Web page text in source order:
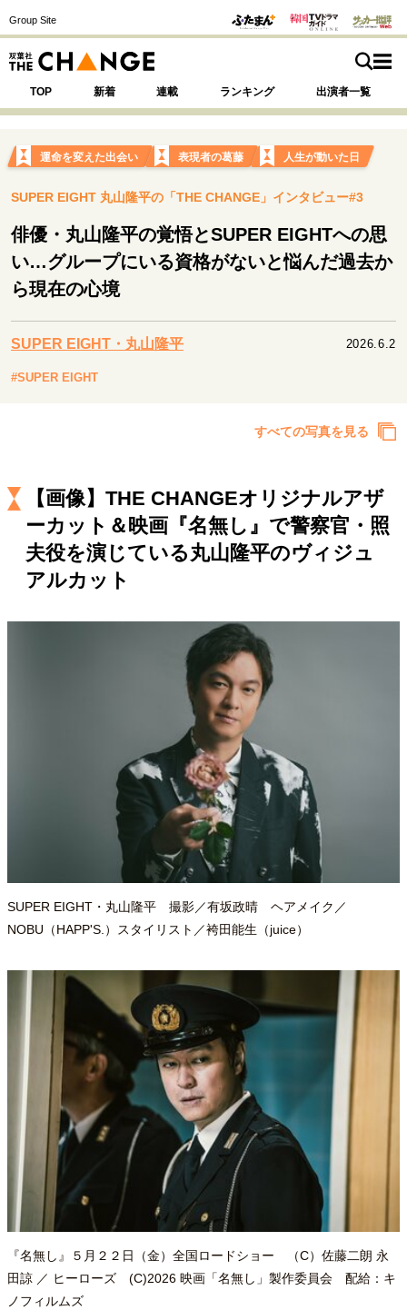
Group Site
TOP 新着 連載 ランキング 出演者一覧
注目の記事テーマで探す
サイトの核・哲学
運命を変えた出会い
未知への挑戦
プロフェッショナルの矜持
表現者の葛藤
人生が動いた日 10代の挫折と原点
夢を掴む選択
経営・ビジネス
リーダーの流儀
一流のルーティン
10代・20代の土台
ライフスタイル・生き方
40代からの景色 50代のリアル
美しさの哲学
親になるということ
病が教えてくれたこと
移住という選択
熱狂できるもの
一生モノの愛用品
私を彩るエッセンス
60代のネクストステージ
社会・カルチャー・マネー
地域とつながる/お金との付き合い方
運命を変えた出会い 表現者の葛藤 人生が動いた日
SUPER EIGHT 丸山隆平の「THE CHANGE」インタビュー#3
俳優・丸山隆平の覚悟とSUPER EIGHTへの思
い…グループにいる資格がないと悩んだ過去か
ら現在の心境
SUPER EIGHT・丸山隆平 2026.6.2
#SUPER EIGHT
すべての写真を見る
【画像】THE CHANGEオリジナルアザ
ーカット＆映画『名無し』で警察官・照
夫役を演じている丸山隆平のヴィジュ
アルカット
SUPER EIGHT・丸山隆平 撮影／有坂政晴 ヘアメイク／
NOBU（HAPP'S.）スタイリスト／袴田能生（juice）
『名無し』５月２２日（金）全国ロードショー （C）佐藤二朗 永
田諒 ／ ヒーローズ (C)2026 映画「名無し」製作委員会 配給：キ
ノフィルムズ